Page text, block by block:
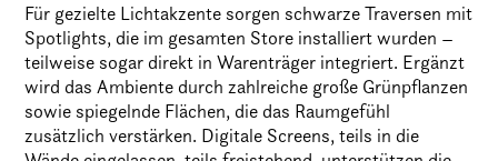
Für gezielte Lichtakzente sorgen schwarze Traversen mit
Spotlights, die im gesamten Store installiert wurden –
teilweise sogar direkt in Warenträger integriert. Ergänzt
wird das Ambiente durch zahlreiche große Grünpflanzen
sowie spiegelnde Flächen, die das Raumgefühl
zusätzlich verstärken. Digitale Screens, teils in die